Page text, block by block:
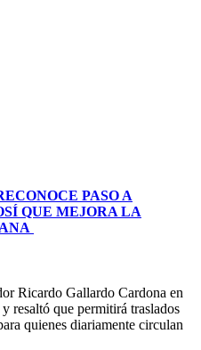
PASO A
QUE MEJORA LA
Ricardo Gallardo Cardona en
resaltó que permitirá traslados
quienes diariamente circulan